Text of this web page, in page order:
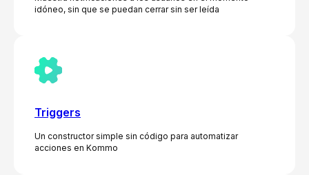
idóneo, sin que se puedan cerrar sin ser leída
Triggers
Un constructor simple sin código para automatizar
acciones en Kommo